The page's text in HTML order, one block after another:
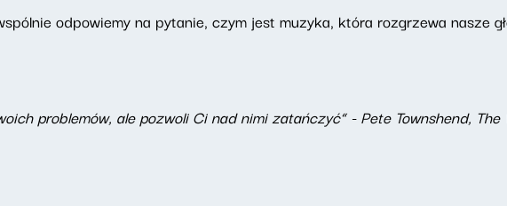
odpowiemy na pytanie, czym jest muzyka, która rozgrzewa nasze
problemów, ale pozwoli Ci nad nimi zatańczyć” - Pete Townshend, The